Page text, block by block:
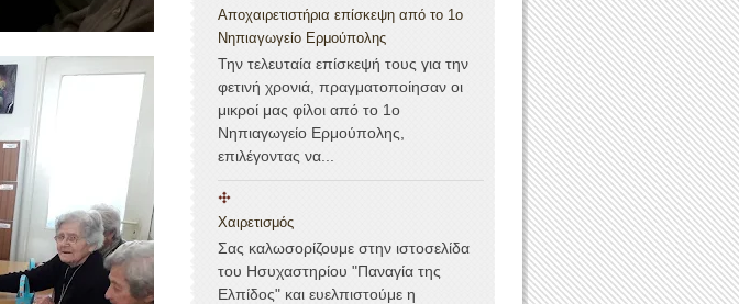
Αποχαιρετιστήρια επίσκεψη από το 1ο
Νηπιαγωγείο Ερμούπολης
Την τελευταία επίσκεψή τους για την
φετινή χρονιά, πραγματοποίησαν οι
μικροί μας φίλοι από το 1ο
Νηπιαγωγείο Ερμούπολης,
επιλέγοντας να...
Χαιρετισμός
Σας καλωσορίζουμε στην ιστοσελίδα
του Ησυχαστηρίου "Παναγία της
Ελπίδος" και ευελπιστούμε η